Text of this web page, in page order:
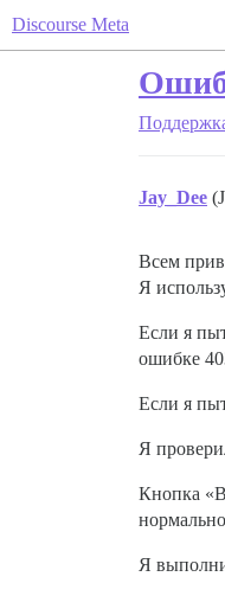
Discourse Meta
Jay_Dee
Всем
Я
Если я
ошибке
Если я
Я
Кнопка
Я